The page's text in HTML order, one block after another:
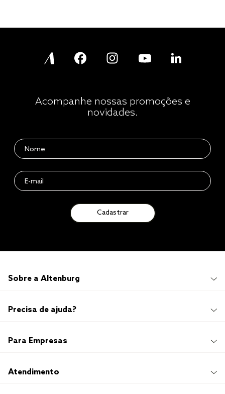
Acompanhe nossas promoções e
novidades.
Cadastrar
Sobre a Altenburg
Institucional
Imprensa
Sustentabilidade
Trabalhe Conosco
Precisa de ajuda?
Promoções e Regulamentos
Compre e Retire em Loja
Para Empresas
Hotelaria
Atendimento